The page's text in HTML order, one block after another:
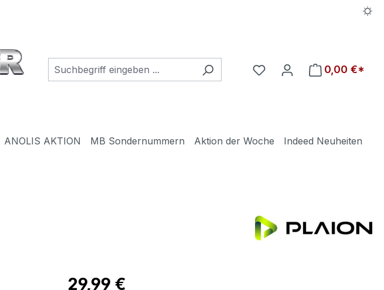
Du hast 0 Produkte auf
0,00 €*
ANOLIS AKTION MB Sondernummern Aktion der Woche
Indeed Neuheiten
Regulärer Preis:
29,99 €